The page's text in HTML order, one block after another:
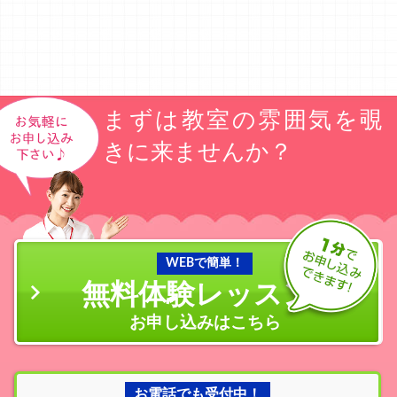
まずは教室の雰囲気を覗
きに来ませんか？
WEBで簡単！
無料体験レッスン
お申し込みはこちら